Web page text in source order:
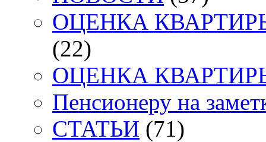
ОЦЕНКА КВАРТИРЫ.
(22)
ОЦЕНКА КВАРТИРЫ.
Пенсионеру на
СТАТЬИ (71)